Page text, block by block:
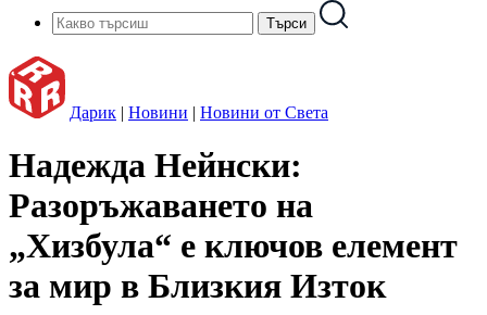
Дарик | Новини | Новини от Света
Надежда Нейнски:
Разоръжаването на
„Хизбула“ е ключов елемент
за мир в Близкия Изток